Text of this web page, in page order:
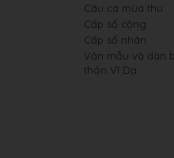
Câu cá mùa thu
Cấp số cộng
Cấp số nhân
Văn mẫu và dàn
thôn Vĩ Dạ